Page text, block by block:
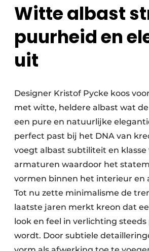
Witte albast
puurheid en
uit
Designer Kristof Pycke koos
met witte, heldere albast wat
een pure en natuurlijke
perfect past bij het DNA van
voegt albast subtiliteit en klasse
armaturen waardoor het
vormen binnen het interieur en
Tot nu zette minimalisme de
laatste jaren merkt kreon dat
look en feel in verlichting
wordt. Door subtiele